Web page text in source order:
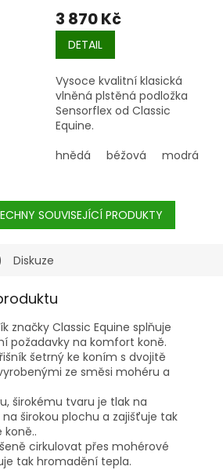
3 870 Kč
DETAIL
Vysoce kvalitní klasická
vlněná plstěná podložka
Sensorflex od Classic
Equine.
hnědá
béžová modrá
SOUVISEJÍCÍ PRODUKTY
Diskuze
značky Classic Equine splňuje
požadavky na komfort koně.
šetrný ke koním s dvojitě
ze směsi mohéru a
širokému tvaru je tlak na
širokou plochu a zajišťuje tak
cirkulovat přes mohérové
tak hromadění tepla.